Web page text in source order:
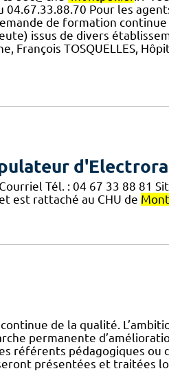
Pour les
de formation continue
issus de divers
François TOSQUELLES,
Tél. : 04 67 33 88 81
est rattaché au CHU de
de la qualité.
permanente
référents pédagogiques ou
présentées et traitées